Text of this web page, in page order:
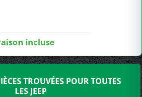
incluse
TROUVÉES POUR TOUTES
LES JEEP